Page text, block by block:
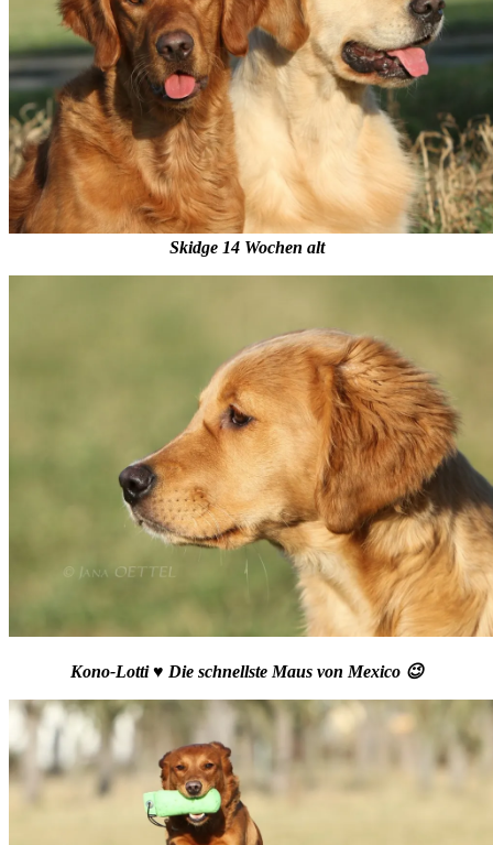
Skidge 14 Wochen alt
Kono-Lotti ♥ Die schnellste Maus von Mexico 😉